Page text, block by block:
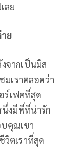
ลย
ย
จากเป็นมิส
เราตลอดว่า
ร์เฟคที่สุด
นึ่งมีพี่ที่น่ารัก
บคุณเขา
ตเราที่สุด